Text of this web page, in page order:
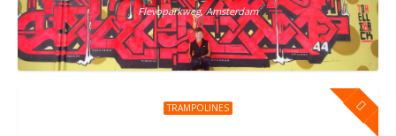
Flevoparkweg, Amsterdam
TRAMPOLINES